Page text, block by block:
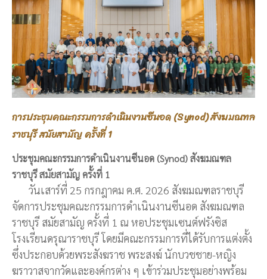
การประชุมคณะกรรมการดำเนินงานซีนอด (Synod) สังฆมณฑล
ราชบุรี สมัยสามัญ ครั้งที่ 1
ประชุมคณะกรรมการดำเนินงานซีนอด (Synod) สังฆมณฑล
ราชบุรี สมัยสามัญ ครั้งที่ 1
วันเสาร์ที่ 25 กรกฎาคม ค.ศ. 2026 สังฆมณฑลราชบุรี
จัดการประชุมคณะกรรมการดำเนินงานซีนอด สังฆมณฑล
ราชบุรี สมัยสามัญ ครั้งที่ 1 ณ หอประชุมเซนต์ฟรังซิส
โรงเรียนดรุณาราชบุรี โดยมีคณะกรรมการที่ได้รับการแต่งตั้ง
ซึ่งประกอบด้วยพระสังฆราช พระสงฆ์ นักบวชชาย-หญิง
ฆราวาสจากวัดและองค์กรต่าง ๆ เข้าร่วมประชุมอย่างพร้อม